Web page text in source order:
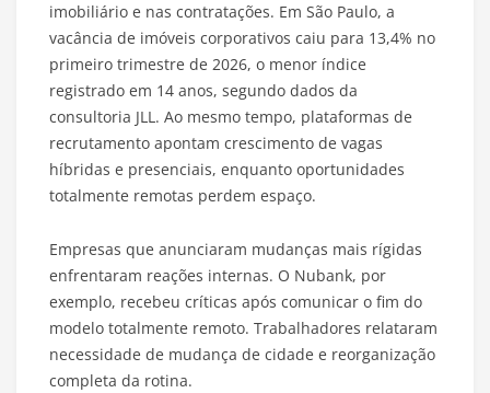
imobiliário e nas contratações. Em São Paulo, a
vacância de imóveis corporativos caiu para 13,4% no
primeiro trimestre de 2026, o menor índice
registrado em 14 anos, segundo dados da
consultoria JLL. Ao mesmo tempo, plataformas de
recrutamento apontam crescimento de vagas
híbridas e presenciais, enquanto oportunidades
totalmente remotas perdem espaço.
Empresas que anunciaram mudanças mais rígidas
enfrentaram reações internas. O Nubank, por
exemplo, recebeu críticas após comunicar o fim do
modelo totalmente remoto. Trabalhadores relataram
necessidade de mudança de cidade e reorganização
completa da rotina.